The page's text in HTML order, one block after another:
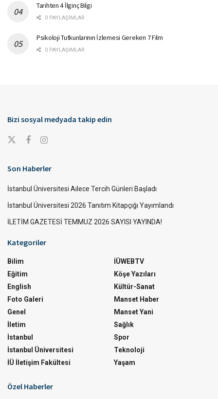
Tarihten 4 İlginç Bilgi
0 PAYLAŞIMLAR
Psikoloji Tutkunlarının İzlemesi Gereken 7 Film
0 PAYLAŞIMLAR
Bizi sosyal medyada takip edin
Son Haberler
İstanbul Üniversitesi Ailece Tercih Günleri Başladı
İstanbul Üniversitesi 2026 Tanıtım Kitapçığı Yayımlandı
İLETİM GAZETESİ TEMMUZ 2026 SAYISI YAYINDA!
Kategoriler
Bilim
Eğitim
English
Foto Galeri
Genel
İletim
İstanbul
İstanbul Üniversitesi
İÜ İletişim Fakültesi
İÜWEBTV
Köşe Yazıları
Kültür-Sanat
Manset Haber
Manset Yani
Sağlık
Spor
Teknoloji
Yaşam
Özel Haberler